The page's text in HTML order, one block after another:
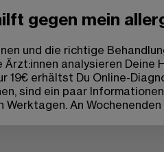
gegen mein
und die richtige
analysieren Deine
19€ erhältst Du Online-
sind ein paar
Werktagen. An